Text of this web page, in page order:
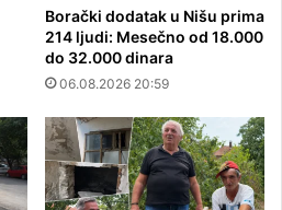
Borački dodatak u Nišu prima
214 ljudi: Mesečno od 18.000
do 32.000 dinara
06.08.2026 20:59